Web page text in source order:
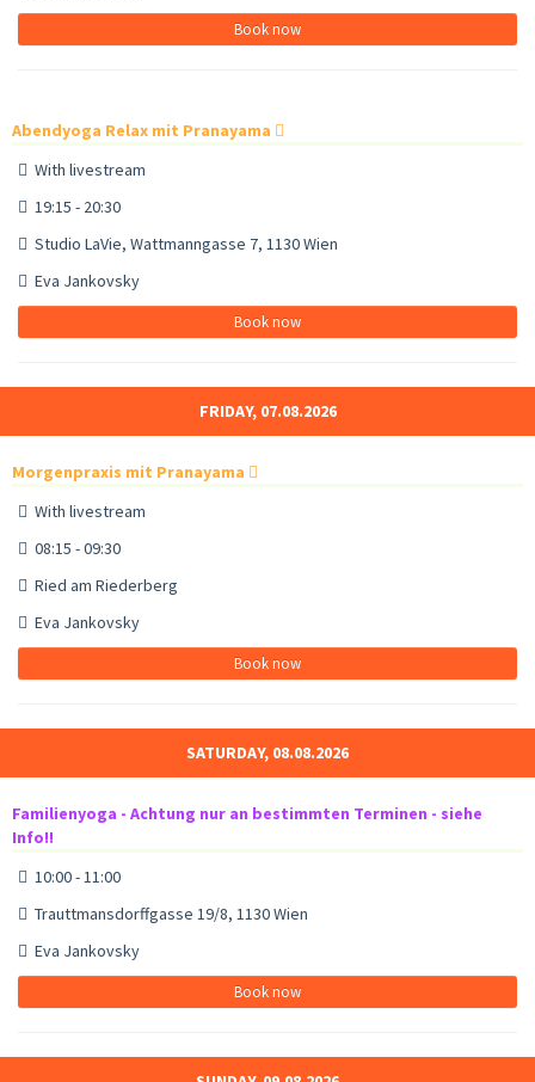
Book now
Abendyoga Relax mit Pranayama
With livestream
19:15 - 20:30
Studio LaVie, Wattmanngasse 7, 1130 Wien
Eva Jankovsky
Book now
FRIDAY, 07.08.2026
Morgenpraxis mit Pranayama
With livestream
08:15 - 09:30
Ried am Riederberg
Eva Jankovsky
Book now
SATURDAY, 08.08.2026
Familienyoga - Achtung nur an bestimmten Terminen - siehe
Info!!
10:00 - 11:00
Trauttmansdorffgasse 19/8, 1130 Wien
Eva Jankovsky
Book now